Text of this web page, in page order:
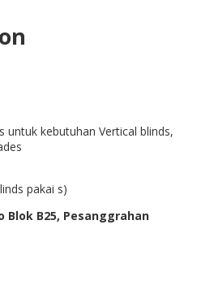
untuk kebutuhan Vertical blinds,
pakai s)
Blok B25, Pesanggrahan